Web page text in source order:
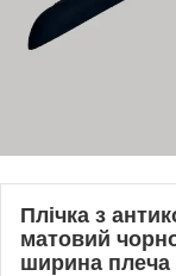
Плічка з
матовий
ширина плеча